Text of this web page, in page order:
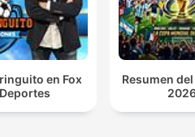
en Fox
Deportes
Resumen